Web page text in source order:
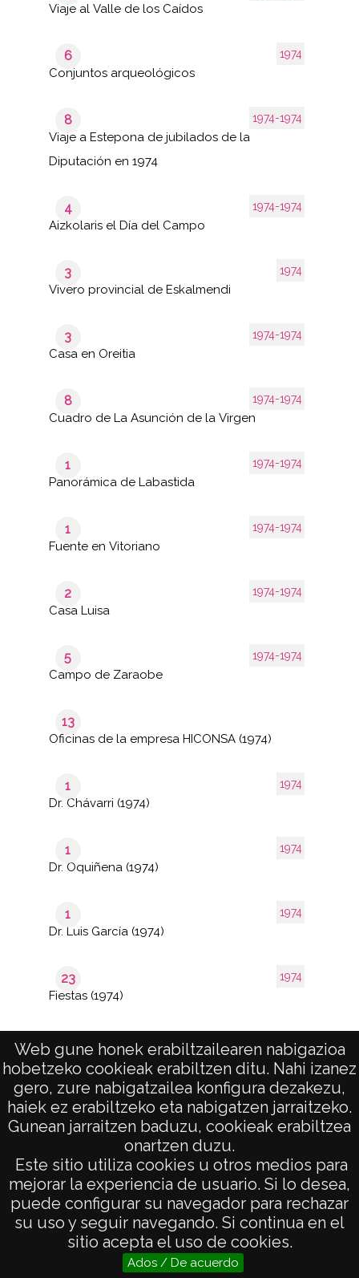
Web gune honek erabiltzailearen nabigazioa
hobetzeko cookieak erabiltzen ditu. Nahi izanez
gero, zure nabigatzailea konfigura dezakezu,
haiek ez erabiltzeko eta nabigatzen jarraitzeko.
Gunean jarraitzen baduzu, cookieak erabiltzea
onartzen duzu.
Este sitio utiliza cookies u otros medios para
mejorar la experiencia de usuario. Si lo desea,
puede configurar su navegador para rechazar
su uso y seguir navegando. Si continua en el
sitio acepta el uso de cookies.
Ados / De acuerdo
Viaje al Valle de los Caídos
1974
6
Conjuntos arqueológicos
1974-1974
8
Viaje a Estepona de jubilados de la
Diputación en 1974
1974-1974
4
Aizkolaris el Día del Campo
1974
3
Vivero provincial de Eskalmendi
1974-1974
3
Casa en Oreitia
1974-1974
8
Cuadro de La Asunción de la Virgen
1974-1974
1
Panorámica de Labastida
1974-1974
1
Fuente en Vitoriano
1974-1974
2
Casa Luisa
1974-1974
5
Campo de Zaraobe
13
Oficinas de la empresa HICONSA (1974)
1974
1
Dr. Chávarri (1974)
1974
1
Dr. Oquiñena (1974)
1974
1
Dr. Luis García (1974)
1974
23
Fiestas (1974)
de 1
páginas
1–28
de 28
results
AVISO LEGAL
POLÍTICA DE PRIVACIDAD
ACCESIBILIDAD
ATENCIÓN CIUDADANA